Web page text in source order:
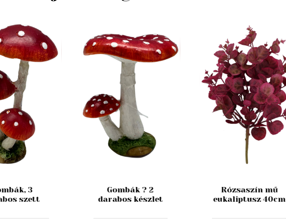
3
szett
Gombák ? 2
darabos készlet
Rózsaszín mű
eukaliptusz 40cm